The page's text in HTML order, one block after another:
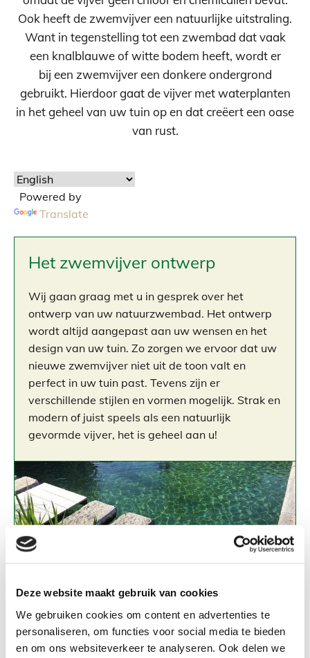
Deze website maakt gebruik van cookies
We gebruiken cookies om content en advertenties te
personaliseren, om functies voor social media te bieden
en om ons websiteverkeer te analyseren. Ook delen we
Ook heeft de zwemvijver een natuurlijke uitstraling.
Want in tegenstelling tot een zwembad dat vaak
een knalblauwe of witte bodem heeft, wordt er
bij een zwemvijver een donkere ondergrond
gebruikt. Hierdoor gaat de vijver met waterplanten
in het geheel van uw tuin op en dat creëert een oase
van rust.
Powered by
Translate
Het zwemvijver ontwerp
Wij gaan graag met u in gesprek over het
ontwerp van uw natuurzwembad. Het ontwerp
wordt altijd aangepast aan uw wensen en het
design van uw tuin. Zo zorgen we ervoor dat uw
nieuwe zwemvijver niet uit de toon valt en
perfect in uw tuin past. Tevens zijn er
verschillende stijlen en vormen mogelijk. Strak en
modern of juist speels als een natuurlijk
gevormde vijver, het is geheel aan u!